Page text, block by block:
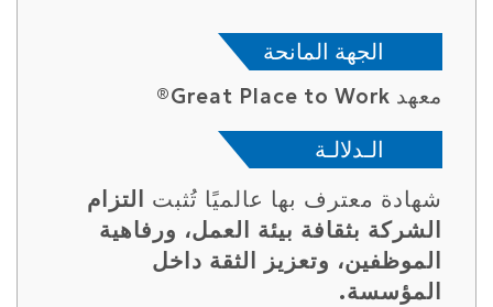
الجهة المانحة
معهد Great Place to Work®
الـدلالـة
شهادة معترف بها عالميًا تُثبت التزام
الشركة بثقافة بيئة العمل، ورفاهية
الموظفين، وتعزيز الثقة داخل
المؤسسة.